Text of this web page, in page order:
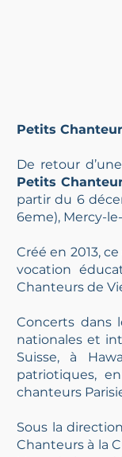
Petits
De retour
Petits
partir du 6
6eme), Mercy-
Créé en 2013,
vocation
Chanteurs de
Concerts dans
nationales et
Suisse, à
patriotiques,
chanteurs
Sous la
Chanteurs à la